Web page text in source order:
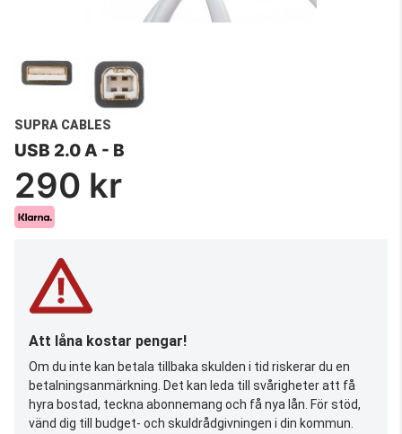
SUPRA CABLES
USB 2.0 A - B
290 kr
Att låna kostar pengar!
Om du inte kan betala tillbaka skulden i tid riskerar du en
betalningsanmärkning. Det kan leda till svårigheter att få
hyra bostad, teckna abonnemang och få nya lån. För stöd,
vänd dig till budget- och skuldrådgivningen i din kommun.